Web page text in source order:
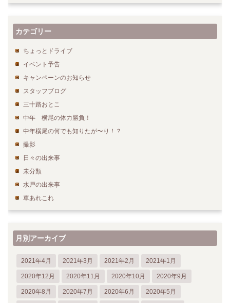
カテゴリー
ちょっとドライブ
イベント予告
キャンペーンのお知らせ
スタッフブログ
三十路おとこ
中年 横尾の体力勝負！
中年横尾の何でも知りたが〜り！？
撮影
日々の出来事
未分類
水戸の出来事
車あれこれ
月別アーカイブ
2021年4月 2021年3月 2021年2月 2021年1月
2020年12月 2020年11月 2020年10月 2020年9月
2020年8月 2020年7月 2020年6月 2020年5月